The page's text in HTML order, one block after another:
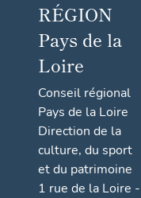
RÉGION
Pays de la
Loire
Conseil régional
Pays de la Loire
Direction de la
culture, du sport
et du patrimoine
1 rue de la Loire -